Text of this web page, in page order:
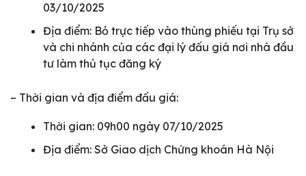
03/10/2025
Địa điểm: Bỏ trực tiếp vào thùng phiếu tại Trụ sở
và chi nhánh của các đại lý đấu giá nơi nhà đầu
tư làm thủ tục đăng ký
– Thời gian và địa điểm đấu giá:
Thời gian: 09h00 ngày 07/10/2025
Địa điểm: Sở Giao dịch Chứng khoán Hà Nội